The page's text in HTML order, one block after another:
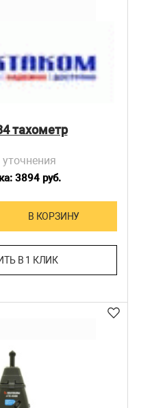
тахометр
уточнения
3894 руб.
В КОРЗИНУ
В 1 КЛИК